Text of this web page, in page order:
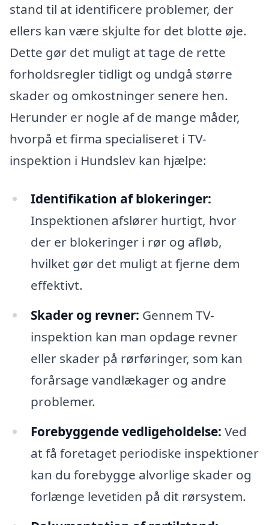
stand til at identificere problemer, der
ellers kan være skjulte for det blotte øje.
Dette gør det muligt at tage de rette
forholdsregler tidligt og undgå større
skader og omkostninger senere hen.
Herunder er nogle af de mange måder,
hvorpå et firma specialiseret i TV-
inspektion i Hundslev kan hjælpe:
Identifikation af blokeringer:
Inspektionen afslører hurtigt, hvor
der er blokeringer i rør og afløb,
hvilket gør det muligt at fjerne dem
effektivt.
Skader og revner: Gennem TV-
inspektion kan man opdage revner
eller skader på rørføringer, som kan
forårsage vandlækager og andre
problemer.
Forebyggende vedligeholdelse: Ved
at få foretaget periodiske inspektioner
kan du forebygge alvorlige skader og
forlænge levetiden på dit rørsystem.